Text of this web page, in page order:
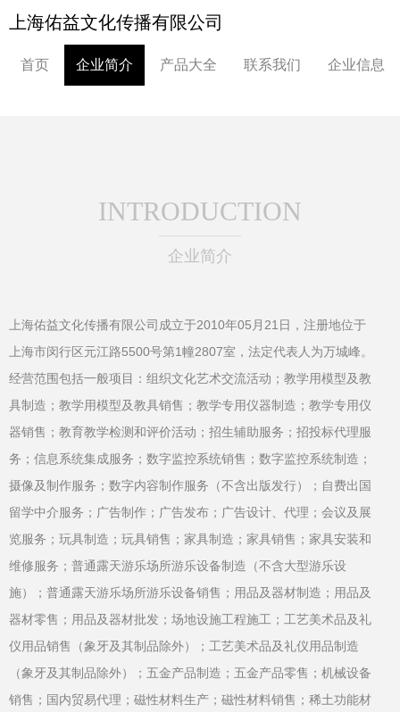
上海佑益文化传播有限公司
首页 企业简介 产品大全 联系我们 企业信息
INTRODUCTION
企业简介
上海佑益文化传播有限公司成立于2010年05月21日，注册地位于
上海市闵行区元江路5500号第1幢2807室，法定代表人为万城峰。
经营范围包括一般项目：组织文化艺术交流活动；教学用模型及教
具制造；教学用模型及教具销售；教学专用仪器制造；教学专用仪
器销售；教育教学检测和评价活动；招生辅助服务；招投标代理服
务；信息系统集成服务；数字监控系统销售；数字监控系统制造；
摄像及制作服务；数字内容制作服务（不含出版发行）；自费出国
留学中介服务；广告制作；广告发布；广告设计、代理；会议及展
览服务；玩具制造；玩具销售；家具制造；家具销售；家具安装和
维修服务；普通露天游乐场所游乐设备制造（不含大型游乐设
施）；普通露天游乐场所游乐设备销售；用品及器材制造；用品及
器材零售；用品及器材批发；场地设施工程施工；工艺美术品及礼
仪用品销售（象牙及其制品除外）；工艺美术品及礼仪用品制造
（象牙及其制品除外）；五金产品制造；五金产品零售；机械设备
销售；国内贸易代理；磁性材料生产；磁性材料销售；稀土功能材